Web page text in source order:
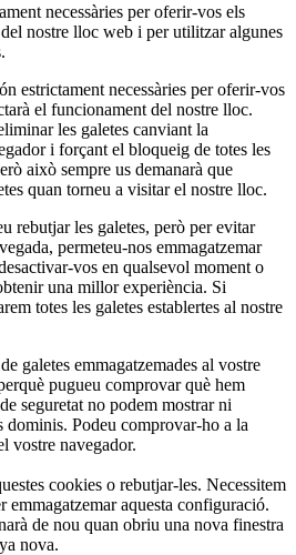
necessàries per oferir-vos els
nostre lloc web i per utilitzar algunes
estrictament necessàries per oferir-vos
el funcionament del nostre lloc.
les galetes canviant la
i forçant el bloqueig de totes les
això sempre us demanarà que
quan torneu a visitar el nostre lloc.
rebutjar les galetes, però per evitar
permeteu-nos emmagatzemar
vos en qualsevol moment o
una millor experiència. Si
totes les galetes establertes al nostre
galetes emmagatzemades al vostre
pugueu comprovar què hem
seguretat no podem mostrar ni
dominis. Podeu comprovar-ho a la
vostre navegador.
cookies o rebutjar-les. Necessitem
emmagatzemar aquesta configuració.
de nou quan obriu una nova finestra
nova.